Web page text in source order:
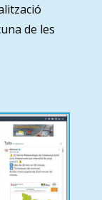
de les